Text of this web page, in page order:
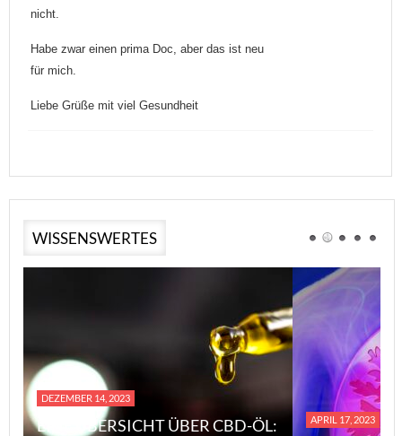
nicht.
Habe zwar einen prima Doc, aber das ist neu
für mich.
Liebe Grüße mit viel Gesundheit
WISSENSWERTES
DEZEMBER 14, 2023
EINE ÜBERSICHT ÜBER CBD-ÖL:
APRIL 17, 2023